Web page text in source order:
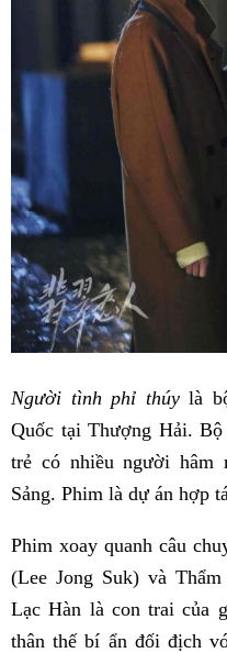
Người tình phỉ thúylà
Quốc tại Thượng Hải.
trẻ có nhiều người hâm
Sảng. Phim là dự án hợp
Phim xoay quanh câu
(Lee Jong Suk) và
Lạc Hàn là con trai của
thân thế bí ẩn đối địch